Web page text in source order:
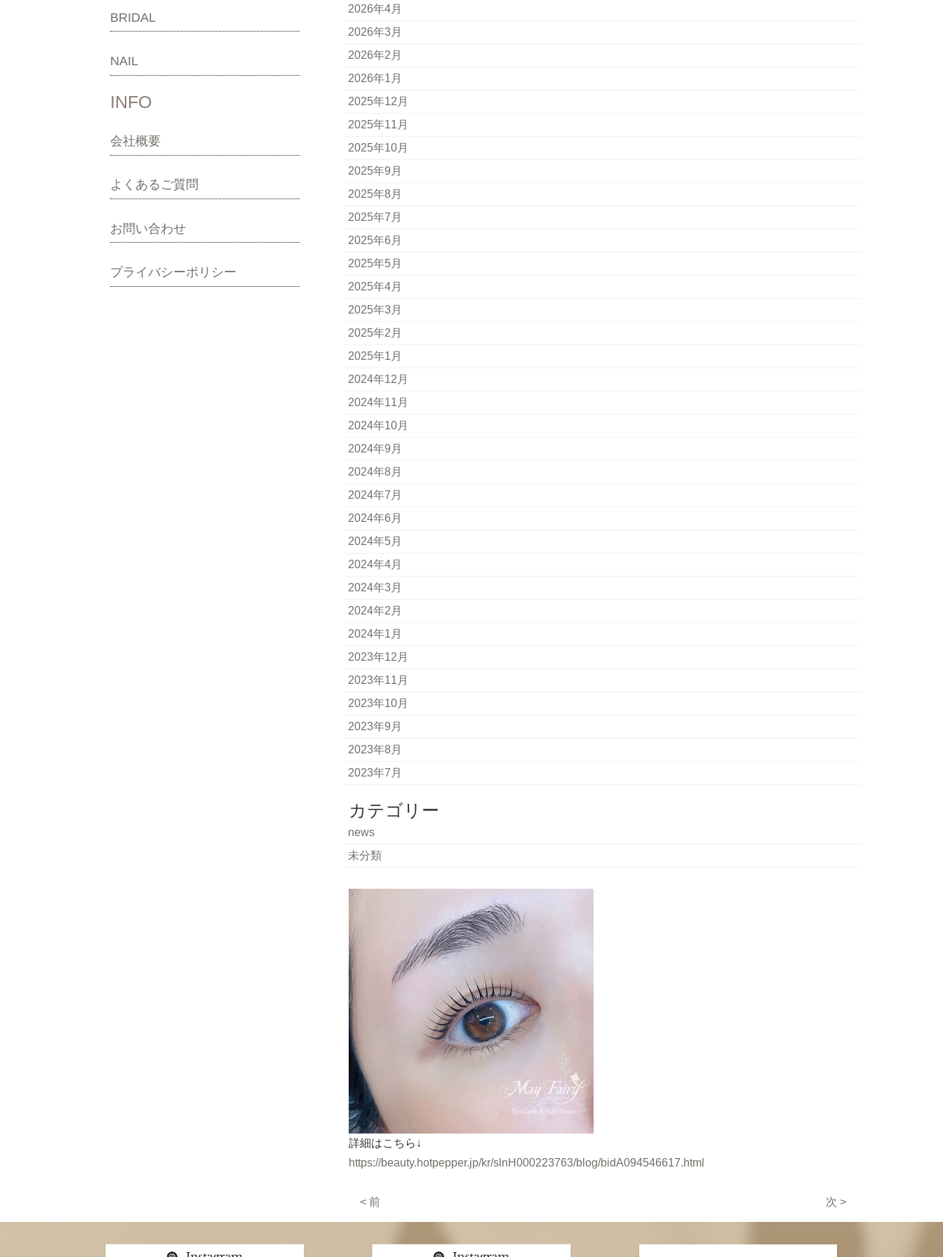
BRIDAL
NAIL
INFO
会社概要
よくあるご質問
お問い合わせ
プライバシーポリシー
2026年4月
2026年3月
2026年2月
2026年1月
2025年12月
2025年11月
2025年10月
2025年9月
2025年8月
2025年7月
2025年6月
2025年5月
2025年4月
2025年3月
2025年2月
2025年1月
2024年12月
2024年11月
2024年10月
2024年9月
2024年8月
2024年7月
2024年6月
2024年5月
2024年4月
2024年3月
2024年2月
2024年1月
2023年12月
2023年11月
2023年10月
2023年9月
2023年8月
2023年7月
カテゴリー
news
未分類
詳細はこちら↓
https://beauty.hotpepper.jp/kr/slnH000223763/blog/bidA094546617.html
< 前 次 >